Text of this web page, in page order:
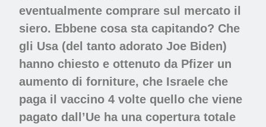
eventualmente comprare sul mercato il
siero. Ebbene cosa sta capitando? Che
gli Usa (del tanto adorato Joe Biden)
hanno chiesto e ottenuto da Pfizer un
aumento di forniture, che Israele che
paga il vaccino 4 volte quello che viene
pagato dall’Ue ha una copertura totale